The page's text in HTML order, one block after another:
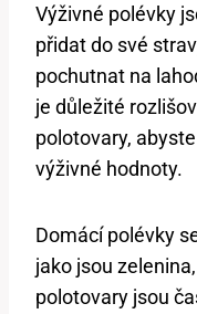
Výživné polévky
přidat do své
pochutnat na⁢
je důležité
polotovary,
výživné hodnoty.
Domácí polévky
‌jako jsou
polotovary jsou